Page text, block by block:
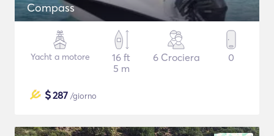
Compass
Yacht a motore
16 ft
5 m
6 Crociera 0
$287 /giorno